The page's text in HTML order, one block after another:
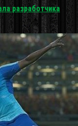
разработчика